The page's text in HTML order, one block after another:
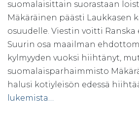
suomalaisittain suorastaan
Mäkäräinen päästi Laukkasen
osuudelle. Viestin voitti Ranska
Suurin osa maailman
kylmyyden vuoksi hiihtänyt,
suomalaisparhaimmisto
halusi kotiyleisön edessä
lukemista…